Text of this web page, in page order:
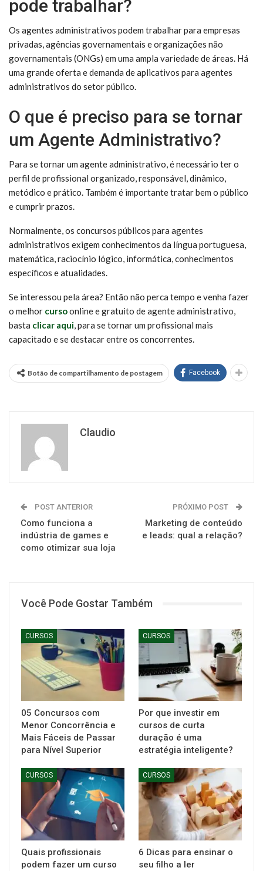
pode trabalhar?
Os agentes administrativos podem trabalhar para empresas
privadas, agências governamentais e organizações não
governamentais (ONGs) em uma ampla variedade de áreas. Há
uma grande oferta e demanda de aplicativos para agentes
administrativos do setor público.
O que é preciso para se tornar
um Agente Administrativo?
Para se tornar um agente administrativo, é necessário ter o
perfil de profissional organizado, responsável, dinâmico,
metódico e prático. Também é importante tratar bem o público
e cumprir prazos.
Normalmente, os concursos públicos para agentes
administrativos exigem conhecimentos da língua portuguesa,
matemática, raciocínio lógico, informática, conhecimentos
específicos e atualidades.
Se interessou pela área? Então não perca tempo e venha fazer
o melhor cursoonline e gratuito de agente administrativo,
basta clicar aqui, para se tornar um profissional mais
capacitado e se destacar entre os concorrentes.
Botão de compartilhamento de postagem Facebook
Claudio
POST ANTERIOR
Como funciona a
indústria de games e
como otimizar sua loja
PRÓXIMO POST
Marketing de conteúdo
e leads: qual a relação?
Você Pode Gostar Também
CURSOS
05 Concursos com
Menor Concorrência e
Mais Fáceis de Passar
para Nível Superior
CURSOS
Por que investir em
cursos de curta
duração é uma
estratégia inteligente?
CURSOS
Quais profissionais
podem fazer um curso
CURSOS
6 Dicas para ensinar o
seu filho a ler